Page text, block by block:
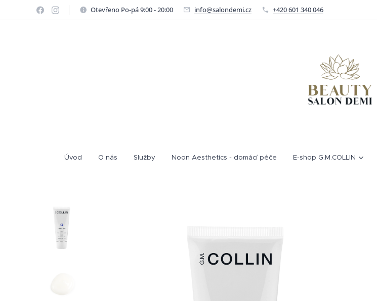
Otevřeno Po-pá 9:00 - 20:00 info@salondemi.cz +420 601 340 046
Úvod O nás Služby Noon Aesthetics - domácí péče E-shop G.M.COLLIN